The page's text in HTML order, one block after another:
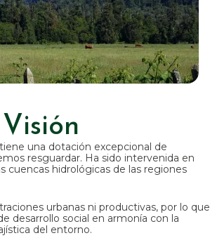
Visión
una dotación excepcional de
resguardar. Ha sido intervenida en
cuencas hidrológicas de las regiones
urbanas ni productivas, por lo que
desarrollo social en armonía con la
del entorno.